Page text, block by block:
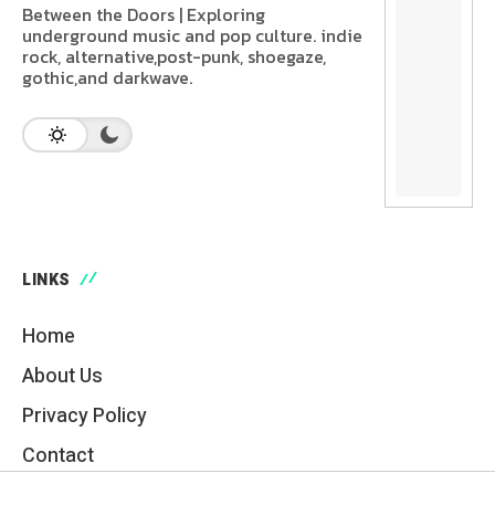
Between the Doors | Exploring
underground music and pop culture. indie
rock, alternative,post-punk, shoegaze,
gothic,and darkwave.
LINKS
Home
About Us
Privacy Policy
Contact